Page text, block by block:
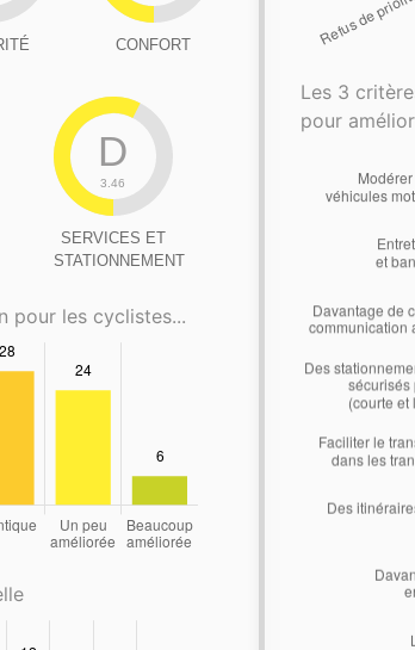
CONFORT
D
3.46
SERVICES ET
STATIONNEMENT
pour les cyclistes...
Les 3
pour